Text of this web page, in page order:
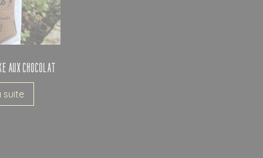
aux Chocolat
suite